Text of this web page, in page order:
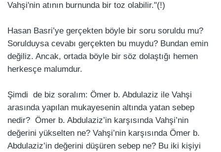
Vahşi'nin atının burnunda bir toz olabilir."(!)
Hasan Basri’ye gerçekten böyle bir soru soruldu mu?
Sorulduysa cevabı gerçekten bu muydu? Bundan emin
değiliz. Ancak, ortada böyle bir söz dolaştığı hemen
herkesçe malumdur.
Şimdi de biz soralım: Ömer b. Abdulaziz ile Vahşi
arasında yapılan mukayesenin altında yatan sebep
nedir? Ömer b. Abdulaziz’in karşısında Vahşi’nin
değerini yükselten ne? Vahşi’nin karşısında Ömer b.
Abdulaziz’in değerini düşüren sebep ne? Bu iki kişiyi